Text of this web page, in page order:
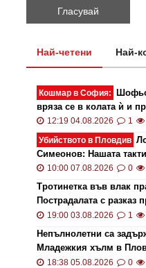
Най-четени Най-
Кошмар в София:
вряза се в колата ѝ и
12:19 04.08.2026 1
Убийството в Пловдив
Симеонов: Нашата
10:00 07.08.2026 0
Тротинетка във влак
Пострадалата с
19:00 03.08.2026 1
Непълнолетни са
Младежкия хълм в
хомофобски мотив
18:38 05.08.2026 0